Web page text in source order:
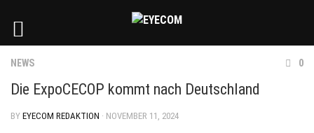
NEWS 0
Die ExpoCECOP kommt nach Deutschland
BY EYECOM REDAKTION · NOVEMBER 11, 2024